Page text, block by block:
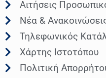
Αιτήσεις
Νέα &
Τηλεφωνικός
Χάρτης Ιστοτόπου
Πολιτική